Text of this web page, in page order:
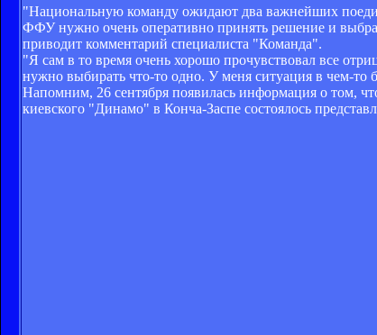
"Национальную команду ожидают два важнейших
ФФУ нужно очень оперативно принять решение и
приводит комментарий специалиста "Команда".
"Я сам в то время очень хорошо прочувствовал все
нужно выбирать что-то одно. У меня ситуация в чем-то
Напомним, 26 сентября появилась информация о том,
киевского "Динамо" в Конча-Заспе состоялось